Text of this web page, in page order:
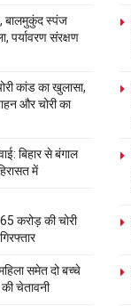
बालमुकुंद स्पंज
पर्यावरण संरक्षण
कांड का खुलासा,
और चोरी का
बिहार से बंगाल
में
करोड़ की चोरी
समेत दो बच्चे
चेतावनी